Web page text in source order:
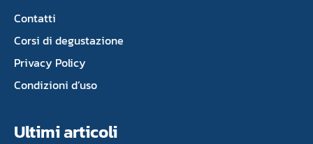
Contatti
Corsi di degustazione
Privacy Policy
Condizioni d’uso
Ultimi articoli